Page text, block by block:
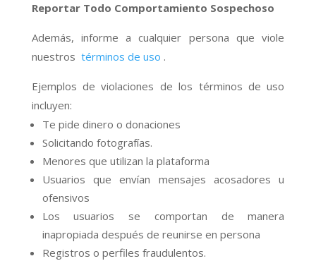
Reportar Todo Comportamiento Sospechoso
Además, informe a cualquier persona que viole
nuestros términos de uso .
Ejemplos de violaciones de los términos de uso
incluyen:
Te pide dinero o donaciones
Solicitando fotografías.
Menores que utilizan la plataforma
Usuarios que envían mensajes acosadores u
ofensivos
Los usuarios se comportan de manera
inapropiada después de reunirse en persona
Registros o perfiles fraudulentos.